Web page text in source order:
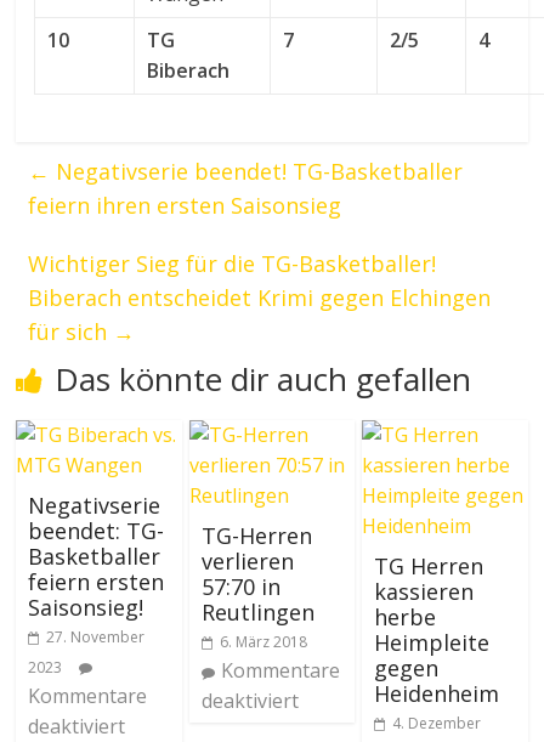
10
TG
Biberach
7 2/5 4
← Negativserie beendet! TG-Basketballer
feiern ihren ersten Saisonsieg
Wichtiger Sieg für die TG-Basketballer!
Biberach entscheidet Krimi gegen Elchingen
für sich →
Das könnte dir auch gefallen
Negativserie
beendet: TG-
Basketballer
feiern ersten
Saisonsieg!
27. November
2023
Kommentare
deaktiviert
TG-Herren
verlieren
57:70 in
Reutlingen
6. März 2018
Kommentare
deaktiviert
TG Herren
kassieren
herbe
Heimpleite
gegen
Heidenheim
4. Dezember